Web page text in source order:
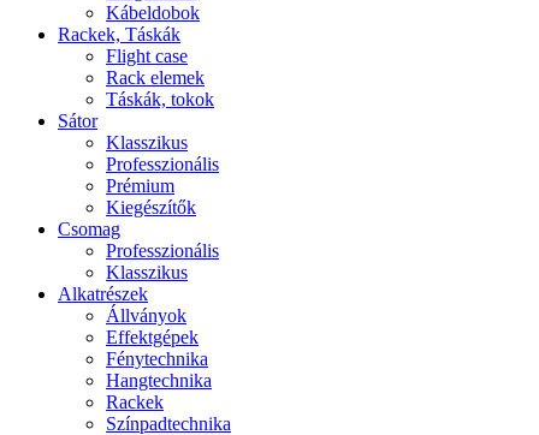
Kábeldobok
Rackek, Táskák
Flight case
Rack elemek
Táskák, tokok
Sátor
Klasszikus
Professzionális
Prémium
Kiegészítők
Csomag
Professzionális
Klasszikus
Alkatrészek
Állványok
Effektgépek
Fénytechnika
Hangtechnika
Rackek
Színpadtechnika